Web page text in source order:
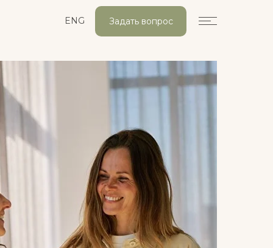
ENG Задать вопрос